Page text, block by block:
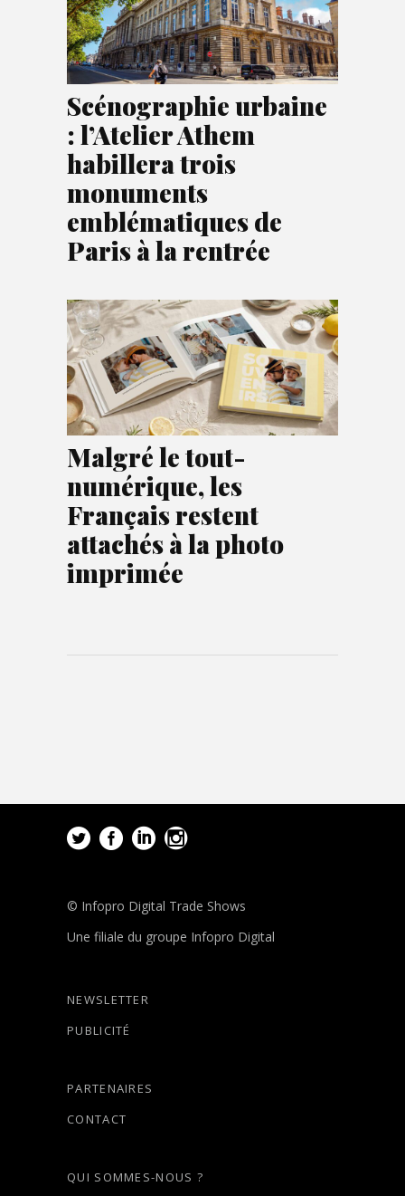
Scénographie urbaine
: l’Atelier Athem
habillera trois
monuments
emblématiques de
Paris à la rentrée
Malgré le tout-
numérique, les
Français restent
attachés à la photo
imprimée
© Infopro Digital Trade Shows
Une filiale du groupe Infopro Digital
NEWSLETTER
PUBLICITÉ
PARTENAIRES
CONTACT
QUI SOMMES-NOUS ?